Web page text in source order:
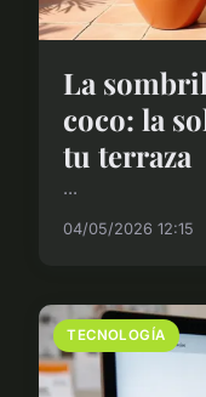
La
coco: la
tu terraza
...
04/05/2026 12:15
TECNOLOGÍA